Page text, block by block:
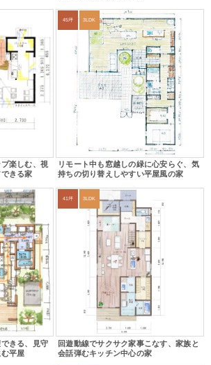
楽しむ、視
きる家
45坪 3LDK
リモート中も窓越しの緑に心安らぐ、気
持ちの切り替えしやすい平屋風の家
きる、見守
平屋
41坪 3LDK
回遊動線でサクサク家事こなす、家族と
会話弾むキッチン中心の家